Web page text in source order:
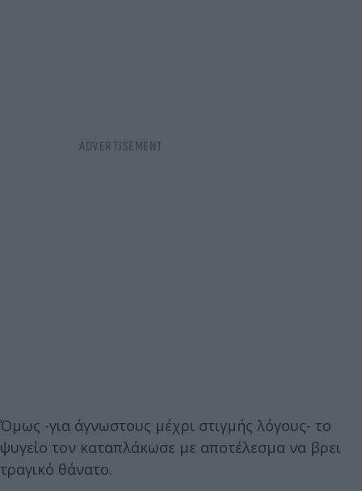
Όμως -για άγνωστους μέχρι στιγμής λόγους- το
ψυγείο τον καταπλάκωσε με αποτέλεσμα να βρει
τραγικό θάνατο.